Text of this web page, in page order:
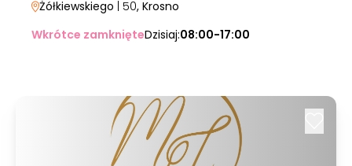
Żółkiewskiego | 50, Krosno
Wkrótce zamknięteDzisiaj:08:00-17:00